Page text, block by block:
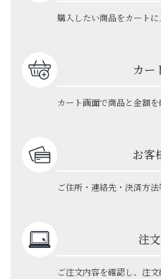
購入したい商品をカートに
カー
カート画面で商品と金額を
お客
ご住所・連絡先・決済方法
注
ご注文内容を確認し、注文